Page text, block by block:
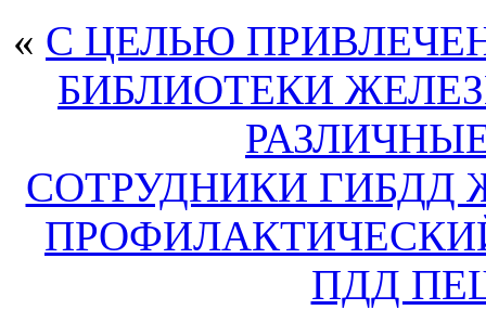
« С ЦЕЛЬЮ
БИБЛИОТЕКИ
СОТРУДНИКИ ГИБДД
ПДД